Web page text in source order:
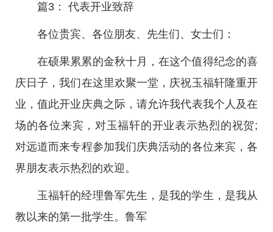
篇3： 代表开业致辞
各位贵宾、各位朋友、先生们、女士们：
在硕果累累的金秋十月，在这个值得纪念的喜
庆日子，我们在这里欢聚一堂，庆祝玉福轩隆重开
业，值此开业庆典之际，请允许我代表我个人及在
场的各位来宾，对玉福轩的开业表示热烈的祝贺;
对远道而来专程参加我们庆典活动的各位来宾，各
界朋友表示热烈的欢迎。
玉福轩的经理鲁军先生，是我的学生，是我从
教以来的第一批学生。鲁军